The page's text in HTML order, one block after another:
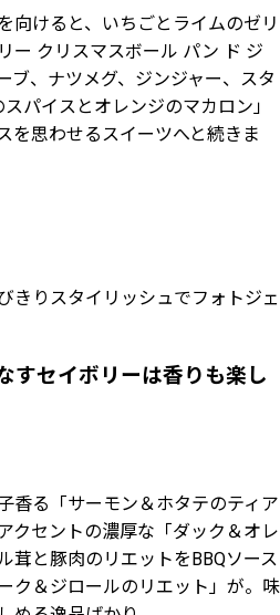
向けると、いちごとライムのゼリ
ー クリスマスボール パン ド ジ
ブ、ナツメグ、ジンジャー、スタ
パイスとオレンジのマカロン」
を思わせるスイーツへと続きま
きりスタイリッシュでフォトジェ
すセイボリーは香りも楽し
香る「サーモン＆ホタテのティア
クセントの濃厚な「ダック＆オレ
茸と豚肉のリエットをBBQソース
ク＆ジロールのリエット」が。味